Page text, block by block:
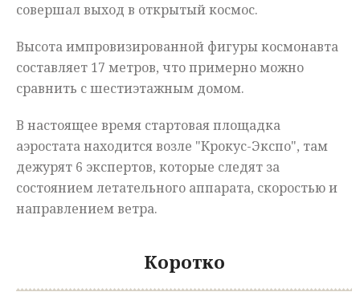
совершал выход в открытый космос.
Высота импровизированной фигуры космонавта
составляет 17 метров, что примерно можно
сравнить с шестиэтажным домом.
В настоящее время стартовая площадка
аэростата находится возле "Крокус-Экспо", там
дежурят 6 экспертов, которые следят за
состоянием летательного аппарата, скоростью и
направлением ветра.
Коротко